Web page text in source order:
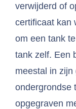
verwijderd of
certificaat kan
om een tank
tank zelf. Een
meestal in
ondergrondse
opgegraven